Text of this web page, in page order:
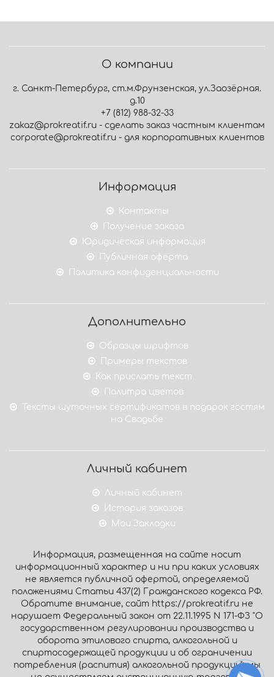
О компании
г. Санкт-Петербург, ст.м.Фрунзенская, ул.Заозёрная.
д.10
+7 (812) 988-32-33
zakaz@prokreatif.ru - сделать заказ частным клиентам
corporate@prokreatif.ru - для корпоративных клиентов
Информация
Контакты
Получение заказа
Юридическая информация
Публичная оферта
Политика конфиденциальности
Дополнительно
Образцы шрифтов
Примеры текстов
Как прислать текст
Палитра цветов
Тексты шуточных сертификатов в подарок гостям
на Свадьбе
Личный кабинет
Личный кабинет
История заказов
Мои Закладки
Информация, размещенная на сайте носит
информационный характер и ни при каких условиях
не является публичной офертой, определяемой
положениями Статьи 437(2) Гражданского кодекса РФ.
Обратите внимание, сайт https://prokreatif.ru не
нарушает Федеральный закон от 22.11.1995 N 171-ФЗ "О
государственном регулировании производства и
оборота этилового спирта, алкогольной и
спиртосодержащей продукции и об ограничении
потребления (распития) алкогольной продукции": мы